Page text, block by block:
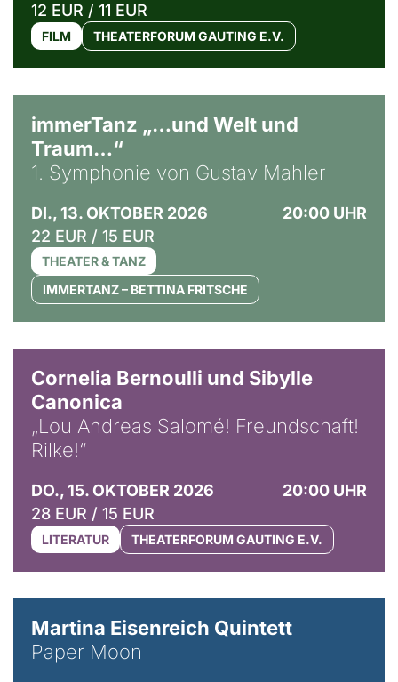
12 EUR / 11 EUR
FILM THEATERFORUM GAUTING E.V.
immerTanz „…und Welt und
Traum…“
1. Symphonie von Gustav Mahler
DI., 13. OKTOBER 2026
20:00 UHR
22 EUR / 15 EUR
THEATER & TANZ
IMMERTANZ – BETTINA FRITSCHE
Cornelia Bernoulli und Sibylle
Canonica
„Lou Andreas Salomé! Freundschaft!
Rilke!“
DO., 15. OKTOBER 2026
20:00 UHR
28 EUR / 15 EUR
LITERATUR THEATERFORUM GAUTING E.V.
Martina Eisenreich Quintett
Paper Moon